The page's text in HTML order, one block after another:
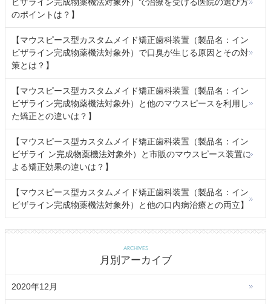
のポイントは？】
【マウスピース型カスタムメイド矯正歯科装置（製品名：イン
ビザライン完成物薬機法対象外）で口臭が生じる原因とその対
策とは？】
【マウスピース型カスタムメイド矯正歯科装置（製品名：イン
ビザライン完成物薬機法対象外）と他のマウスピースを利用し
た矯正との違いは？】
【マウスピース型カスタムメイド矯正歯科装置（製品名：イン
ビザライ ン完成物薬機法対象外）と市販のマウスピース装置に
よる矯正効果の違いは？】
【マウスピース型カスタムメイド矯正歯科装置（製品名：イン
ビザライン完成物薬機法対象外）と他の口内病治療との両立】
ARCHIVES
月別アーカイブ
2020年12月